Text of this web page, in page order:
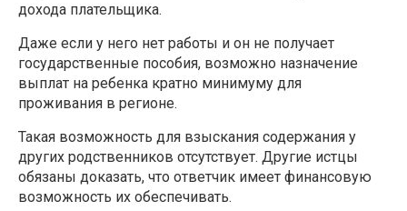
дохода плательщика.
Даже если у него нет работы и он не получает
государственные пособия, возможно назначение
выплат на ребенка кратно минимуму для
проживания в регионе.
Такая возможность для взыскания содержания у
других родственников отсутствует. Другие истцы
обязаны доказать, что ответчик имеет финансовую
возможность их обеспечивать.